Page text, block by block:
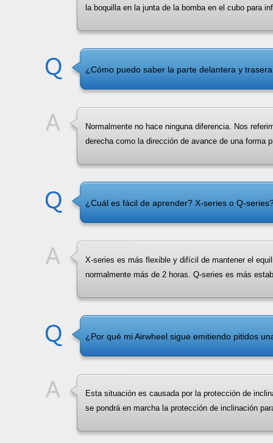
la boquilla en la junta de la bomba en el cubo para
¿Cómo puedo saber la parte delantera y
Normalmente no hace ninguna diferencia. Nos
derecha como la dirección de avance de una forma
¿Cuál es fácil de aprender? X-series o Q-
X-series es más flexible y difícil de mantener el
normalmente más de 2 horas. Q-series es más
¿Por qué mi Airwheel sigue emitiendo pitidos
Esta situación es causada por la protección de
se pondrá en marcha la protección de inclinación